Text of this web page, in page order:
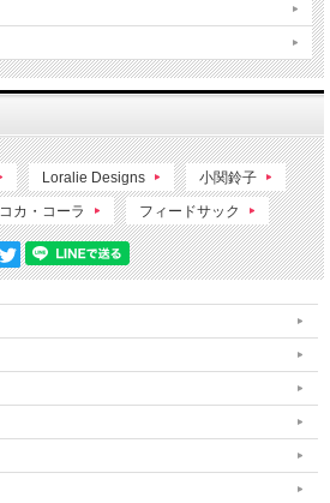
Loralie Designs 小関鈴子
コカ・コーラ フィードサック